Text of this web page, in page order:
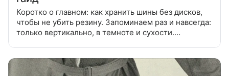
Коротко о главном: как хранить шины без дисков,
чтобы не убить резину. Запоминаем раз и навсегда:
только вертикально, в темноте и сухости.